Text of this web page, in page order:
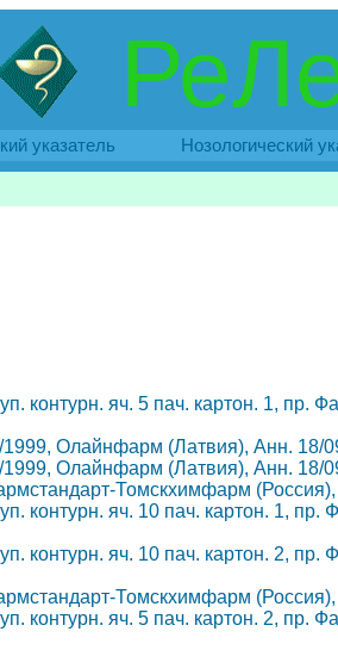
указатель Нозологический
контурн. яч. 5 пач. картон. 1, пр.
1999, Олайнфарм (Латвия), Анн. 18/
1999, Олайнфарм (Латвия), Анн. 18/
Томскхимфарм
контурн. яч. 10 пач. картон. 1,
контурн. яч. 10 пач. картон. 2,
Томскхимфарм
контурн. яч. 5 пач. картон. 2, пр.